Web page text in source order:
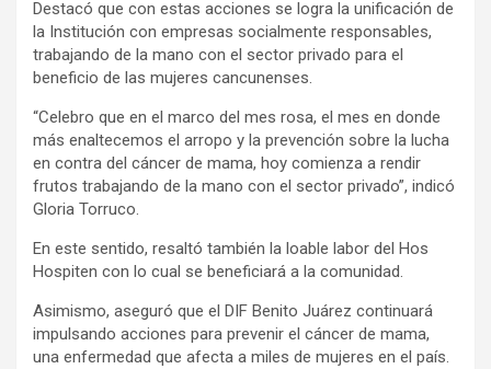
Destacó que con estas acciones se logra la unificación de
la Institución con empresas socialmente responsables,
trabajando de la mano con el sector privado para el
beneficio de las mujeres cancunenses.
“Celebro que en el marco del mes rosa, el mes en donde
más enaltecemos el arropo y la prevención sobre la lucha
en contra del cáncer de mama, hoy comienza a rendir
frutos trabajando de la mano con el sector privado”, indicó
Gloria Torruco.
En este sentido, resaltó también la loable labor del Hos
Hospiten con lo cual se beneficiará a la comunidad.
Asimismo, aseguró que el DIF Benito Juárez continuará
impulsando acciones para prevenir el cáncer de mama,
una enfermedad que afecta a miles de mujeres en el país.